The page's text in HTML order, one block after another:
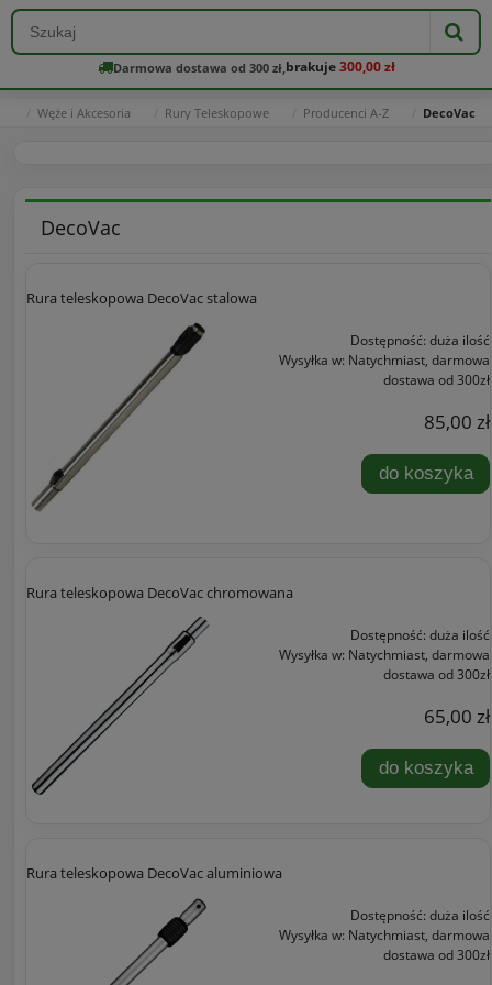
Darmowa dostawa od 300 zł, brakuje300,00 zł
Węże i Akcesoria Rury Teleskopowe Producenci A-Z DecoVac
DecoVac
Rura teleskopowa DecoVac stalowa
Dostępność: duża ilość
Wysyłka w: Natychmiast, darmowa
dostawa od 300zł
85,00 zł
do koszyka
Rura teleskopowa DecoVac chromowana
Dostępność: duża ilość
Wysyłka w: Natychmiast, darmowa
dostawa od 300zł
65,00 zł
do koszyka
Rura teleskopowa DecoVac aluminiowa
Dostępność: duża ilość
Wysyłka w: Natychmiast, darmowa
dostawa od 300zł